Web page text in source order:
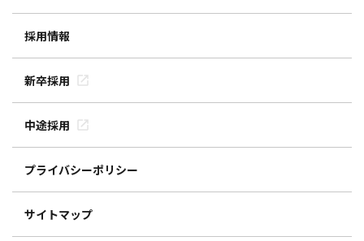
採用情報
新卒採用
中途採用
プライバシーポリシー
サイトマップ